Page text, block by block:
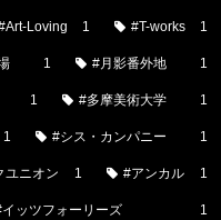
Loving 1 #T-works 1
1 #月影番外地 1
1 #多摩美術大学 1
1 #シス・カンパニー 1
ユニオン 1 #アンカル 1
ッツフォーリーズ 1